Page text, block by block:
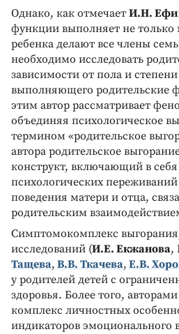
Однако, как отмечает И.Н.
функции выполняет не только
ребенка делают все члены
необходимо исследовать
зависимости от пола и степени
выполняющего родительские
этим автор рассматривает
объединяя психологическое
термином «родительское
автора родительское
конструкт, включающий в
психологических переживаний
поведения матери и отца,
родительским
Симптомокомплекс
исследований (И.Е. Екжанова,
Тащева, В.В. Ткачева, Е.В.
у родителей детей с
здоровья. Более того,
комплекс личностных
индикаторов эмоционального